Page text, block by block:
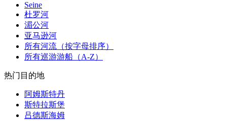
Seine
杜罗河
湄公河
亚马逊河
所有河流（按字母排序）
所有巡游游船（A-Z）
热门目的地
阿姆斯特丹
斯特拉斯堡
吕德斯海姆